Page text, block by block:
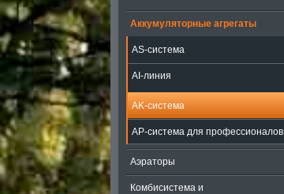
Аккумуляторные агрегаты
AS-система
AI-линия
AK-система
AP-система для профессионалов
Аэраторы
Комбисистема и